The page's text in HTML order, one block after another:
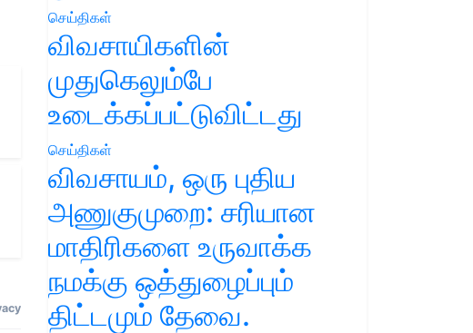
செய்திகள்
விவசாயிகளின்
முதுகெலும்பே
உடைக்கப்பட்டுவிட்டது
செய்திகள்
விவசாயம், ஒரு புதிய
அணுகுமுறை: சரியான
மாதிரிகளை உருவாக்க
நமக்கு ஒத்துழைப்பும்
திட்டமும் தேவை.